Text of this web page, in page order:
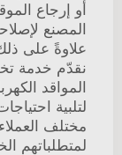
أو إرجاع
المصنع
علاوةً على
نقدّم خدمة
المواقد
لتلبية
مختلف
لمتطلباتهم